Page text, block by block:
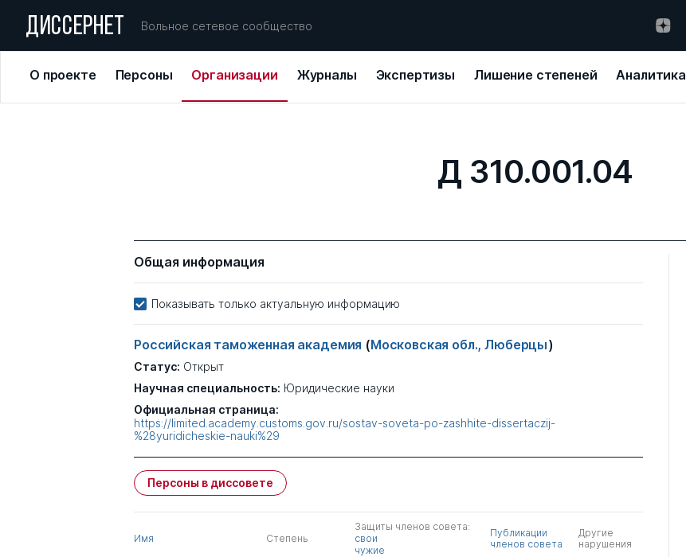
ДИССЕРНЕТ Вольное сетевое сообщество
О проекте Персоны Организации Журналы Экспертизы Лишение степеней Аналитика
Д 310.001.04
Общая информация
Показывать только актуальную информацию
Российская таможенная академия (Московская обл., Люберцы)
Статус: Открыт
Научная специальность: Юридические науки
Официальная страница:
https://limited.academy.customs.gov.ru/sostav-soveta-po-zashhite-dissertaczij-
%28yuridicheskie-nauki%29
Персоны в диссовете
Имя Степень
Защиты членов совета:
свои
чужие
Публикации
членов совета
Другие
нарушения